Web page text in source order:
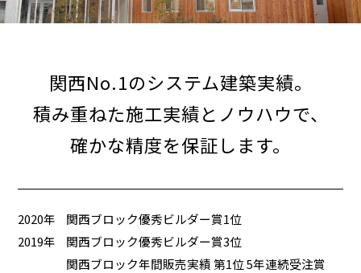
関西No.1のシステム建築実績。
積み重ねた施工実績とノウハウで、
確かな精度を保証します。
2020年
関西ブロック優秀ビルダー賞1位
2019年
関西ブロック優秀ビルダー賞3位
関西ブロック年間販売実績 第1位 5年連続受注賞